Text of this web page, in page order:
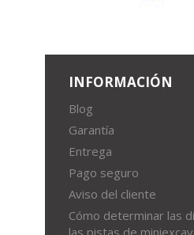
INFORMACIÓN
Blog
Garantía
Entrega
Pago seguro
Aviso del cliente
Cómo determinar las
las pistas de